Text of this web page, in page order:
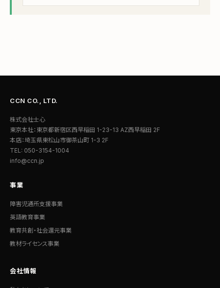
CCN CO., LTD.
株式会社士心
東京本社：東京都新宿区西早稲田 1-23-13 AZ西早稲田 2F
本店：埼玉県東松山市御茶山町 1-3 2F
TEL: 050-3154-1004
info@ccn.jp
事業
障害児通所支援事業
英語教育事業
教育共創・社会還元事業
教材ライセンス事業
会社情報